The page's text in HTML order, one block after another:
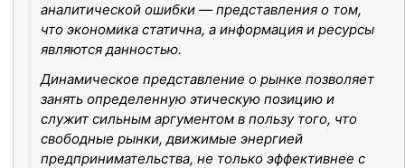
аналитической ошибки — представления о том,
что экономика статична, а информация и ресурсы
являются данностью.
Динамическое представление о рынке позволяет
занять определенную этическую позицию и
служит сильным аргументом в пользу того, что
свободные рынки, движимые энергией
предпринимательства, не только эффективнее с